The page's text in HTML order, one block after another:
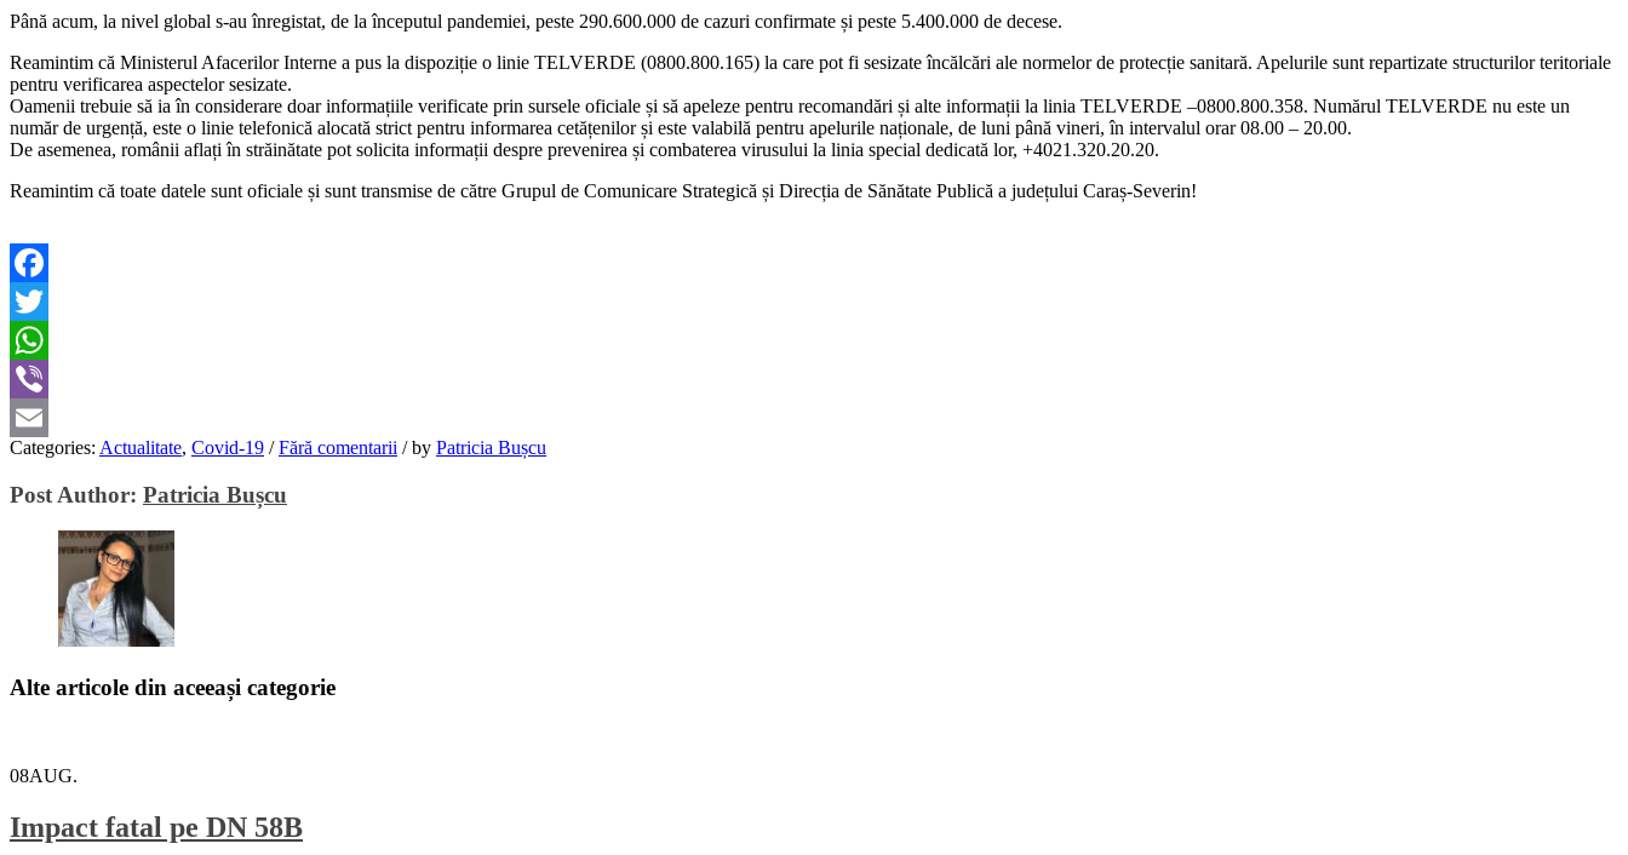
Până acum, la nivel global s-au înregistat, de la începutul pandemiei, peste 290.600.000 de cazuri confirmate și peste 5.400.000 de decese.
Reamintim că Ministerul Afacerilor Interne a pus la dispoziție o linie TELVERDE (0800.800.165) la care pot fi sesizate încălcări ale normelor de protecție sanitară. Apelurile sunt repartizate structurilor teritoriale
pentru verificarea aspectelor sesizate.
Oamenii trebuie să ia în considerare doar informațiile verificate prin sursele oficiale și să apeleze pentru recomandări și alte informații la linia TELVERDE –0800.800.358. Numărul TELVERDE nu este un
număr de urgență, este o linie telefonică alocată strict pentru informarea cetățenilor și este valabilă pentru apelurile naționale, de luni până vineri, în intervalul orar 08.00 – 20.00.
De asemenea, românii aflați în străinătate pot solicita informații despre prevenirea și combaterea virusului la linia special dedicată lor, +4021.320.20.20.
Reamintim că toate datele sunt oficiale și sunt transmise de către Grupul de Comunicare Strategică și Direcția de Sănătate Publică a județului Caraș-Severin!
Facebook
Twitter
WhatsApp
Viber
Email
Categories: Actualitate, Covid-19 / Fără comentarii /by Patricia Bușcu
Post Author: Patricia Bușcu
Alte articole din aceeași categorie
08AUG.
Impact fatal pe DN 58B